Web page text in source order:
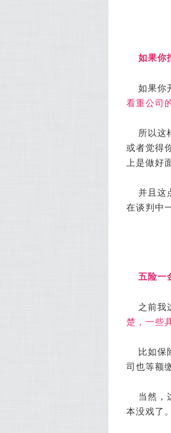
如果你
如果你
看重公司
所以这
或者觉得
上是做好
并且这
在谈判中
五险一
之前我
楚，一些
比如保
司也等额
当然，
本没戏了。